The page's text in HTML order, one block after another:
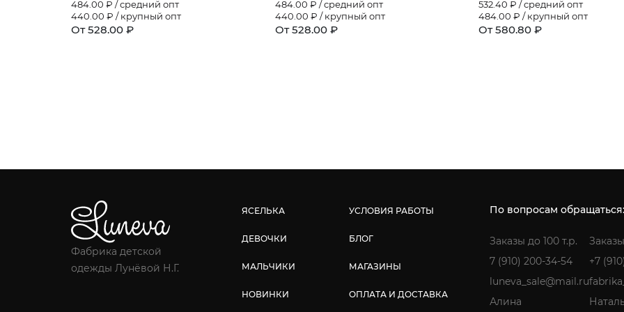
484.00 ₽ / средний опт
440.00 ₽ / крупный опт
От 528.00 ₽
484.00 ₽ / средний опт
440.00 ₽ / крупный опт
От 528.00 ₽
532.40 ₽ / средний опт
484.00 ₽ / крупный опт
От 580.80 ₽
Фабрика детской
одежды Лунёвой Н.Г.
ЯСЕЛЬКА
ДЕВОЧКИ
МАЛЬЧИКИ
НОВИНКИ
УСЛОВИЯ РАБОТЫ
БЛОГ
МАГАЗИНЫ
ОПЛАТА И ДОСТАВКА
По вопросам обращаться:
Заказы до 100 т.р.
7 (910) 200-34-54
luneva_sale@mail.ru
Алина
+7